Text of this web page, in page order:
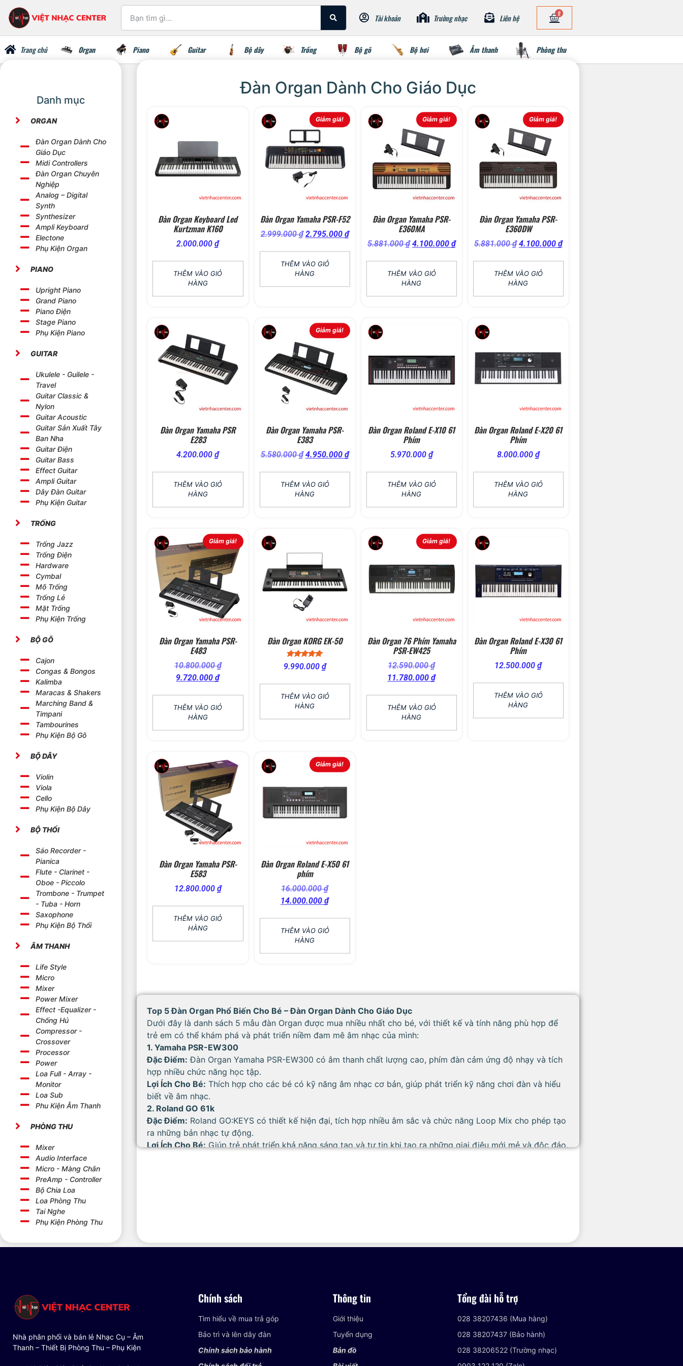
Tài khoản Trường nhạc Liên hệ 0
Trang chủ Organ Piano Guitar Bộ dây Trống Bộ gõ Bộ hơi Âm thanh Phòng thu
Danh mục
ORGAN
Đàn Organ Dành Cho
Giáo Dục
Midi Controllers
Đàn Organ Chuyên
Nghiệp
Analog – Digital
Synth
Synthesizer
Ampli Keyboard
Electone
Phụ Kiện Organ
PIANO
Upright Piano
Grand Piano
Piano Điện
Stage Piano
Phụ Kiện Piano
GUITAR
Ukulele - Guilele -
Travel
Guitar Classic &
Nylon
Guitar Acoustic
Guitar Sản Xuất Tây
Ban Nha
Guitar Điện
Guitar Bass
Effect Guitar
Ampli Guitar
Dây Đàn Guitar
Phụ Kiện Guitar
TRỐNG
Trống Jazz
Trống Điện
Hardware
Cymbal
Mõ Trống
Trống Lẻ
Mặt Trống
Phụ Kiện Trống
BỘ GÕ
Cajon
Congas & Bongos
Kalimba
Maracas & Shakers
Marching Band &
Timpani
Tambourines
Phụ Kiện Bộ Gõ
BỘ DÂY
Violin
Viola
Cello
Phụ Kiện Bộ Dây
BỘ THỔI
Sáo Recorder -
Pianica
Flute - Clarinet -
Oboe - Piccolo
Trombone - Trumpet
- Tuba - Horn
Saxophone
Phụ Kiện Bộ Thổi
ÂM THANH
Life Style
Micro
Mixer
Power Mixer
Effect -Equalizer -
Chống Hú
Compressor -
Crossover
Processor
Power
Loa Full - Array -
Monitor
Loa Sub
Phu Kiện Âm Thanh
PHÒNG THU
Mixer
Audio Interface
Micro - Màng Chắn
PreAmp - Controller
Bộ Chia Loa
Loa Phòng Thu
Tai Nghe
Phụ Kiện Phòng Thu
Đàn Organ Dành Cho Giáo Dục
Đàn Organ Keyboard Led
Kurtzman K160
2.000.000₫
THÊM VÀO GIỎ
HÀNG
Giảm giá!
Đàn Organ Yamaha PSR-F52
2.999.000₫ 2.795.000 ₫
THÊM VÀO GIỎ
HÀNG
Giảm giá!
Đàn Organ Yamaha PSR-
E360MA
5.881.000₫ 4.100.000 ₫
THÊM VÀO GIỎ
HÀNG
Giảm giá!
Đàn Organ Yamaha PSR-
E360DW
5.881.000₫ 4.100.000 ₫
THÊM VÀO GIỎ
HÀNG
Đàn Organ Yamaha PSR
E283
4.200.000₫
THÊM VÀO GIỎ
HÀNG
Giảm giá!
Đàn Organ Yamaha PSR-
E383
5.580.000₫ 4.950.000 ₫
THÊM VÀO GIỎ
HÀNG
Đàn Organ Roland E-X10 61
Phím
5.970.000 ₫
THÊM VÀO GIỎ
HÀNG
Đàn Organ Roland E-X20 61
Phím
8.000.000 ₫
THÊM VÀO GIỎ
HÀNG
Giảm giá!
Đàn Organ Yamaha PSR-
E483
10.800.000₫
9.720.000₫
THÊM VÀO GIỎ
HÀNG
Đàn Organ KORG EK-50
Được xếp
hạng
5 sao
9.990.000 ₫
THÊM VÀO GIỎ
HÀNG
Giảm giá!
Đàn Organ 76 Phím Yamaha
PSR-EW425
12.590.000₫
11.780.000₫
THÊM VÀO GIỎ
HÀNG
Đàn Organ Roland E-X30 61
Phím
12.500.000₫
THÊM VÀO GIỎ
HÀNG
Đàn Organ Yamaha PSR-
E583
12.800.000 ₫
THÊM VÀO GIỎ
HÀNG
Giảm giá!
Đàn Organ Roland E-X50 61
phím
16.000.000₫
14.000.000₫
THÊM VÀO GIỎ
HÀNG
Top 5 Đàn Organ Phổ Biến Cho Bé – Đàn Organ Dành Cho Giáo Dục
Dưới đây là danh sách 5 mẫu đàn Organ được mua nhiều nhất cho bé, với thiết kế và tính năng phù hợp để
trẻ em có thể khám phá và phát triển niềm đam mê âm nhạc của mình:
1. Yamaha PSR-EW300
Đặc Điểm: Đàn Organ Yamaha PSR-EW300 có âm thanh chất lượng cao, phím đàn cảm ứng độ nhạy và tích
hợp nhiều chức năng học tập.
Lợi Ích Cho Bé: Thích hợp cho các bé có kỹ năng âm nhạc cơ bản, giúp phát triển kỹ năng chơi đàn và hiểu
biết về âm nhạc.
2. Roland GO 61k
Đặc Điểm: Roland GO:KEYS có thiết kế hiện đại, tích hợp nhiều âm sắc và chức năng Loop Mix cho phép tạo
ra những bản nhạc tự động.
Lợi Ích Cho Bé:Giúp trẻ phát triển khả năng sáng tạo và tự tin khi tạo ra những giai điệu mới mẻ và độc đáo.
Nhà phân phối và bán lẻ Nhạc Cụ – Âm
Thanh – Thiết Bị Phòng Thu – Phụ Kiện
Chính sách
Tìm hiểu về mua trả góp
Bảo trì và lên dây đàn
Chính sách bảo hành
Thông tin
Giới thiệu
Tuyển dụng
Bản đồ
Tổng đài hỗ trợ
028 38207436 (Mua hàng)
028 38207437 (Bảo hành)
028 38206522 (Trường nhạc)